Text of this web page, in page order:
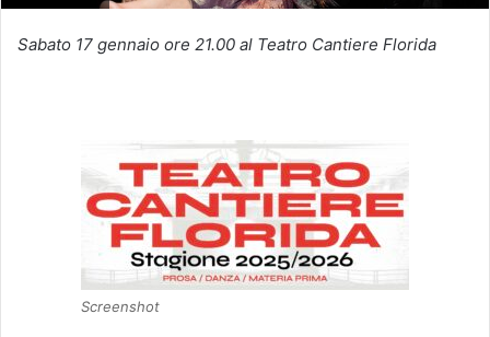
Sabato 17 gennaio ore 21.00 al Teatro Cantiere Florida
Screenshot